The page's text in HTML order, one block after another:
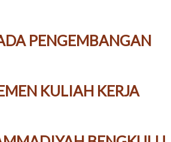
PENGEMBANGAN
KULIAH KERJA